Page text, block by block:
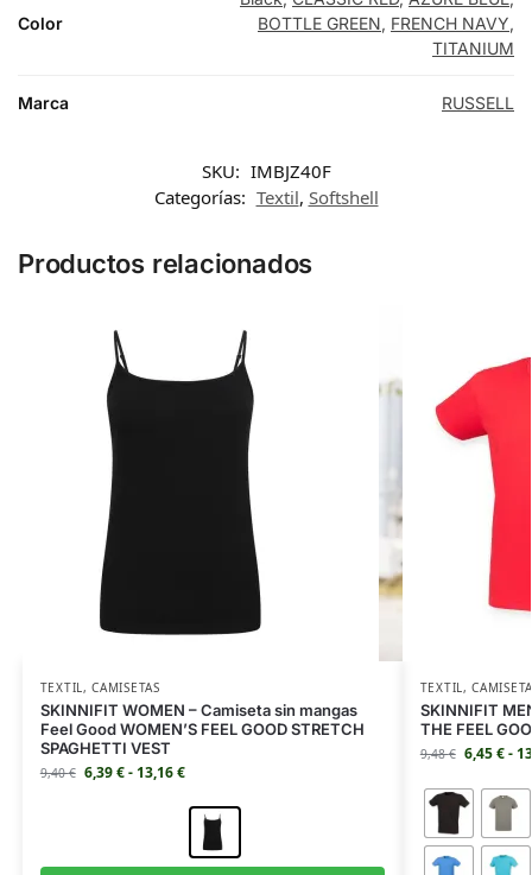
Color
BOTTLE GREEN, FRENCH NAVY,
TITANIUM
Marca RUSSELL
SKU: IMBJZ40F
Categorías: Textil, Softshell
Productos relacionados
TEXTIL,CAMISETAS
SKINNIFIT WOMEN – Camiseta sin mangas
Feel Good WOMEN’S FEEL GOOD STRETCH
SPAGHETTI VEST
9,40€ 6,39€- 13,16€
TEXTIL,
SKINNIFIT
THE FEEL
9,48€ 6,45€-